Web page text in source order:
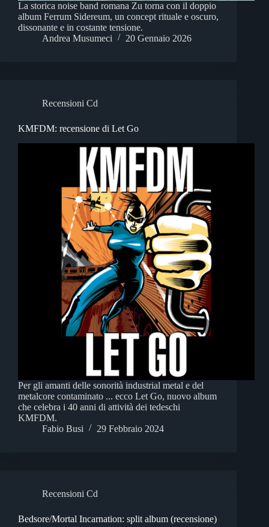
La storica noise band romana Zu torna con il doppio
album Ferrum Sidereum, un concept rituale e oscuro,
dissonante e in costante tensione.
Andrea Musumeci
20 Gennaio 2026
Recensioni Cd
KMFDM: recensione di Let Go
Per gli amanti delle sonorità industrial metal e del
metalcore contaminato ... ecco Let Go, nuovo album
che celebra i 40 anni di attività dei tedeschi
KMFDM.
Fabio Busi
29 Febbraio 2024
Recensioni Cd
Bedsore/Mortal Incarnation: split album (recensione)